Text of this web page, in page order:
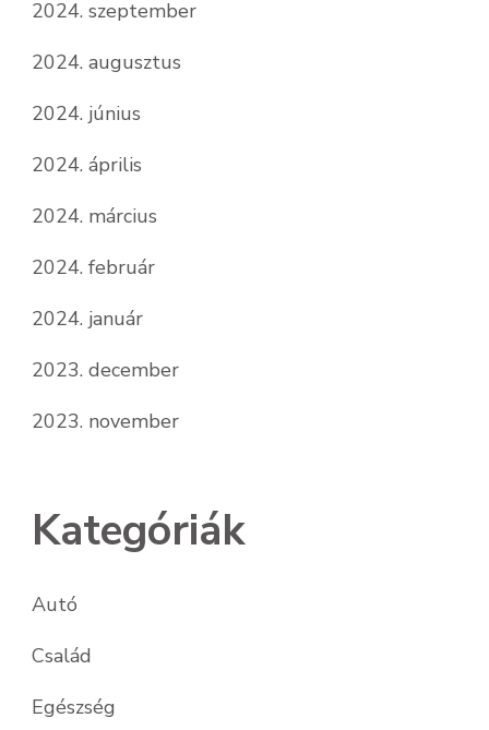
2024. szeptember
2024. augusztus
2024. június
2024. április
2024. március
2024. február
2024. január
2023. december
2023. november
Kategóriák
Autó
Család
Egészség